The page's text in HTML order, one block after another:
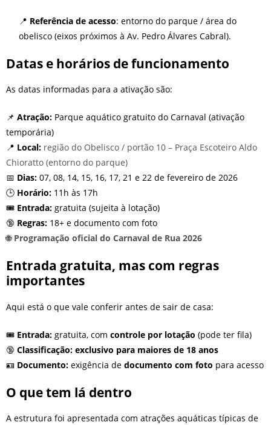
📍 Referência de acesso: entorno do parque / área do
obelisco (eixos próximos à Av. Pedro Álvares Cabral).
Datas e horários de funcionamento
As datas informadas para a ativação são:
📌 Atração: Parque aquático gratuito do Carnaval (ativação
temporária)
📍 Local: região do Obelisco / portão 10 – Praça Escoteiro Aldo
Chioratto (entorno do parque)
📅 Dias: 07, 08, 14, 15, 16, 17, 21 e 22 de fevereiro de 2026
🕒 Horário: 11h às 17h
🎟️ Entrada: gratuita (sujeita à lotação)
🔞 Regras: 18+ e documento com foto
🌐 Programação oficial do Carnaval de Rua 2026
Entrada gratuita, mas com regras
importantes
Aqui está o que vale conferir antes de sair de casa:
🎟️ Entrada: gratuita, com controle por lotação (pode ter fila)
🔞 Classificação: exclusivo para maiores de 18 anos
🪪 Documento: exigência de documento com foto para acesso
O que tem lá dentro
A estrutura foi apresentada com atrações aquáticas típicas de